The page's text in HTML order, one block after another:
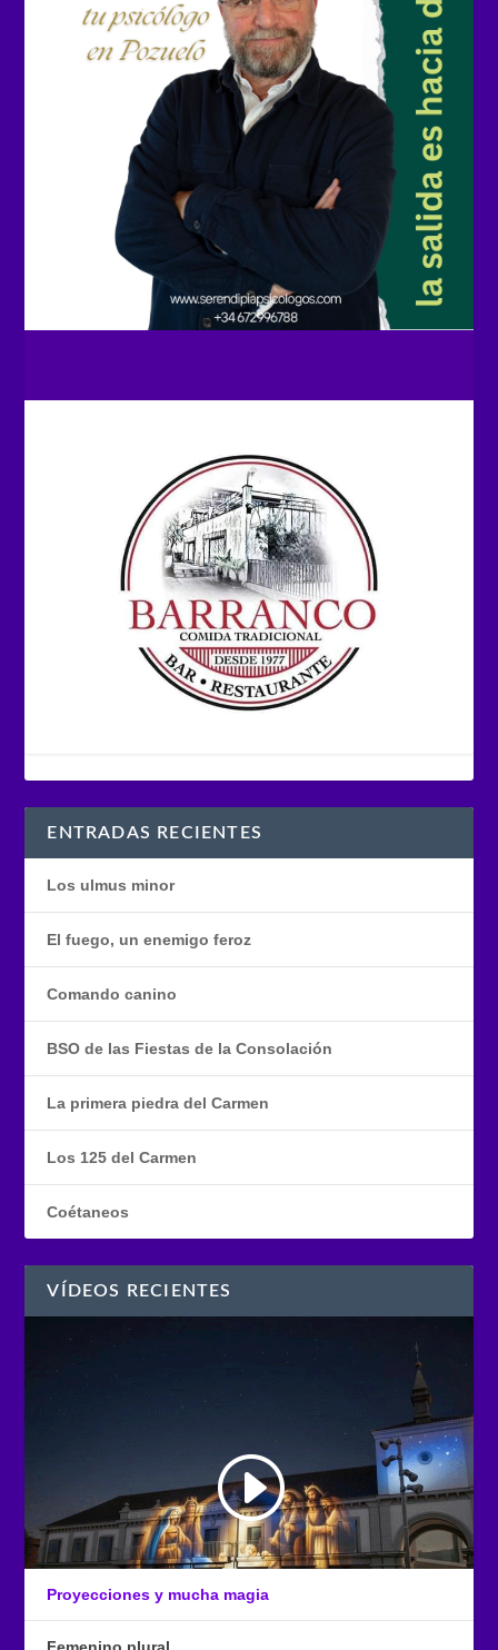
ENTRADAS RECIENTES
Los ulmus minor
El fuego, un enemigo feroz
Comando canino
BSO de las Fiestas de la Consolación
La primera piedra del Carmen
Los 125 del Carmen
Coétaneos
VÍDEOS RECIENTES
Proyecciones y mucha magia